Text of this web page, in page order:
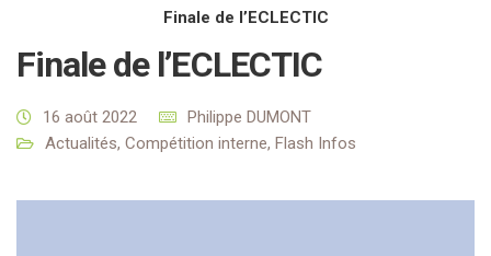
Finale de l’ECLECTIC
Finale de l’ECLECTIC
16 août 2022
Philippe DUMONT
Actualités, Compétition interne, Flash Infos